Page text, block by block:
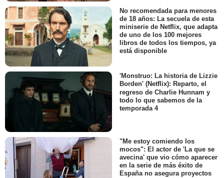
No recomendada para menores
de 18 años: La secuela de esta
miniserie de Netflix, que adapta
de uno de los 100 mejores
libros de todos los tiempos, ya
está disponible
'Monstruo: La historia de Lizzie
Borden' (Netflix): Reparto, el
regreso de Charlie Hunnam y
todo lo que sabemos de la
temporada 4
"Me estoy comiendo los
mocos": El actor de 'La que se
avecina' que vio cómo aparecer
en la serie de más éxito de
España no asegura proyectos